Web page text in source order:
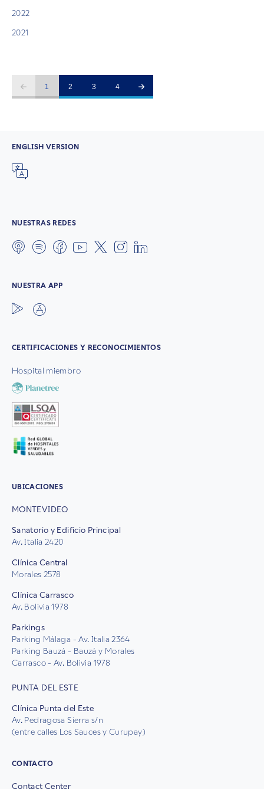
2022
2021
1 2 3 4
ENGLISH VERSION
NUESTRAS REDES
NUESTRA APP
CERTIFICACIONES Y RECONOCIMIENTOS
Hospital miembro
UBICACIONES
MONTEVIDEO
Sanatorio y Edificio Principal
Av. Italia 2420
Clínica Central
Morales 2578
Clínica Carrasco
Av. Bolivia 1978
Parkings
Parking Málaga - Av. Italia 2364
Parking Bauzá - Bauzá y Morales
Carrasco - Av. Bolivia 1978
PUNTA DEL ESTE
Clínica Punta del Este
Av. Pedragosa Sierra s/n
(entre calles Los Sauces y Curupay)
CONTACTO
Contact Center